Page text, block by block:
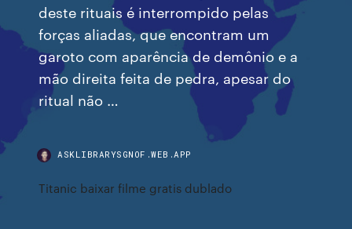
deste rituais é interrompido pelas
forças aliadas, que encontram um
garoto com aparência de demônio e a
mão direita feita de pedra, apesar do
ritual não …
ASKLIBRARYSGNOF.WEB.APP
Titanic baixar filme gratis dublado